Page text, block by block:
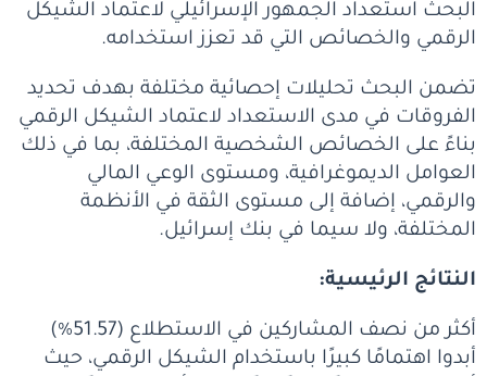
البحث استعداد الجمهور الإسرائيلي لاعتماد الشيكل
الرقمي والخصائص التي قد تعزز استخدامه.
تضمن البحث تحليلات إحصائية مختلفة بهدف تحديد
الفروقات في مدى الاستعداد لاعتماد الشيكل الرقمي
بناءً على الخصائص الشخصية المختلفة، بما في ذلك
العوامل الديموغرافية، ومستوى الوعي المالي
والرقمي، إضافة إلى مستوى الثقة في الأنظمة
المختلفة، ولا سيما في بنك إسرائيل.
النتائج الرئيسية:
أكثر من نصف المشاركين في الاستطلاع (51.57%)
أبدوا اهتمامًا كبيرًا باستخدام الشيكل الرقمي، حيث